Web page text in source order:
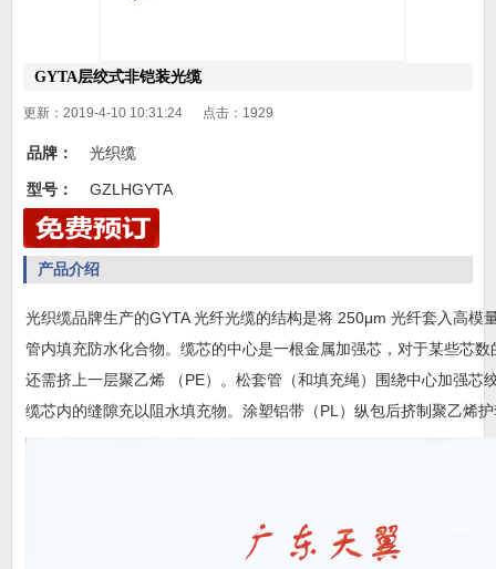
GYTA层绞式非铠装光缆
更新：2019-4-10 10:31:24 点击： 1929
品牌： 光织缆
型号： GZLHGYTA
产品介绍
光织缆品牌生产的GYTA光纤光缆的结构是将 250μm 光纤套入高模
管内填充防水化合物。缆芯的中心是一根金属加强芯，对于某些芯
还需挤上一层聚乙烯 （PE）。松套管（和填充绳）围绕中心加强芯
缆芯内的缝隙充以阻水填充物。涂塑铝带（PL ）纵包后挤制聚乙烯